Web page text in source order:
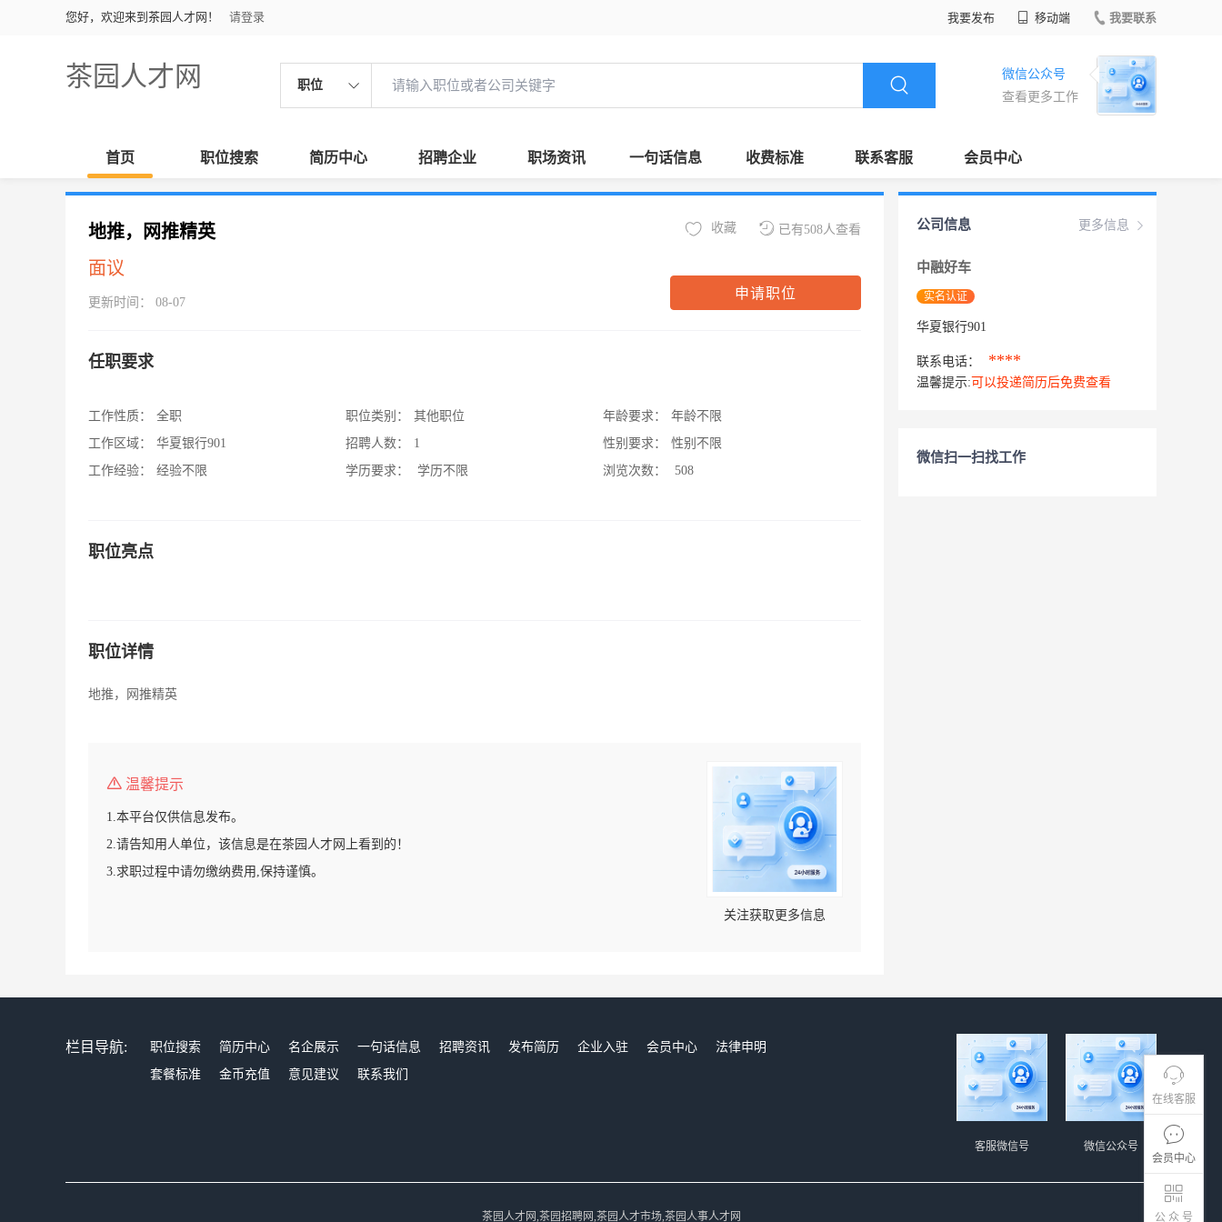
您好，欢迎来到茶园人才网！ 请登录 我要发布 移动端 我要联系
茶园人才网 职位
微信公众号
查看更多工作
首页 职位搜索 简历中心 招聘企业 职场资讯 一句话信息 收费标准 联系客服 会员中心
在线客服
会员中心
公 众 号
地推，网推精英
面议
更新时间： 08-07
已有508人查看
收藏
申请职位
任职要求
工作性质：
全职
工作区域：
华夏银行901
工作经验：
经验不限
职位类别：
其他职位
招聘人数：
1
学历要求：
学历不限
年龄要求：
年龄不限
性别要求：
性别不限
浏览次数：
508
职位亮点
职位详情
地推，网推精英
温馨提示
1.本平台仅供信息发布。
2.请告知用人单位，该信息是在茶园人才网上看到的！
3.求职过程中请勿缴纳费用,保持谨慎。
关注获取更多信息
更多信息
公司信息
中融好车
实名认证
华夏银行901
联系电话： ****
温馨提示: 可以投递简历后免费查看
微信扫一扫找工作
栏目导航: 职位搜索 简历中心 名企展示 一句话信息 招聘资讯 发布简历 企业入驻 会员中心
法律申明
套餐标准
金币充值 意见建议 联系我们
微信公众号
客服微信号
茶园人才网,茶园招聘网,茶园人才市场,茶园人事人才网